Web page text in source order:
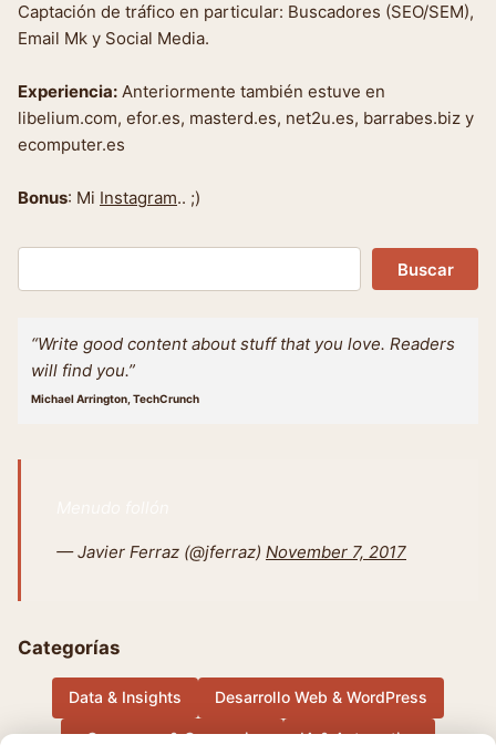
Captación de tráfico en particular: Buscadores (SEO/SEM),
Email Mk y Social Media.
Experiencia: Anteriormente también estuve en
libelium.com, efor.es, masterd.es, net2u.es, barrabes.biz y
ecomputer.es
Bonus: Mi Instagram.. ;)
Buscar
“Write good content about stuff that you love. Readers
will find you.”
Michael Arrington, TechCrunch
— Javier Ferraz (@jferraz) November 7, 2017
Categorías
Data & Insights Desarrollo Web & WordPress
eCommerce & Conversion IA & Automation